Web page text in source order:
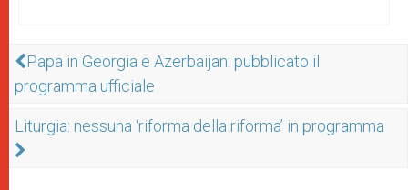
Papa in Georgia e Azerbaijan: pubblicato il
programma ufficiale
Liturgia: nessuna ‘riforma della riforma’ in programma